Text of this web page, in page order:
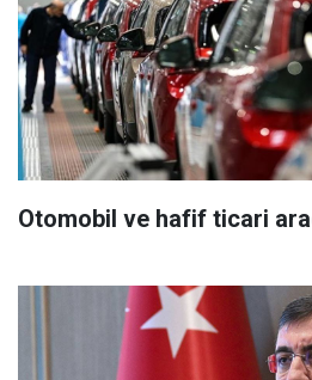
Otomobil ve hafif ticari